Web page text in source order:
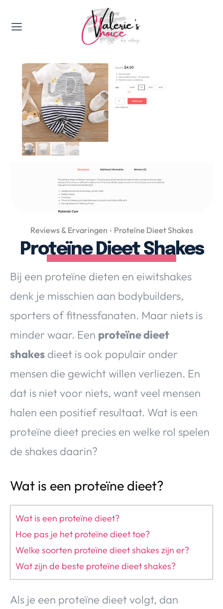
Valerie's Topics
Travel & Culture
Food & Drinks
Happyness & Opmerkelijk
Lifestyle, Sport & Duurzaamheid
Gadgets & Tech
Top 5 van Valerie
Huis & Tuin
Nieuws & Media
Over Valerie
Over Valerie
De Top 5
Contact
VALERIE'S CHOICE
Food & Drinks Health & Beauty Gadgets
Huis & Tuin
Travel
Lifestyle
Reviews & Ervaringen Proteïne Dieet Shakes
Proteïne Dieet Shakes
Bij een proteïne dieten en eiwitshakes
denk je misschien aan bodybuilders,
sporters of fitnessfanaten. Maar niets is
minder waar. Een proteïne dieet
shakes dieet is ook populair onder
mensen die gewicht willen verliezen. En
dat is niet voor niets, want veel mensen
halen een positief resultaat. Wat is een
proteïne dieet precies en welke rol spelen
de shakes daarin?
Wat is een proteïne dieet?
Wat is een proteïne dieet?
Hoe pas je het proteïne dieet toe?
Welke soorten proteïne dieet shakes zijn er?
Wat zijn de beste proteïne dieet shakes?
Als je een proteïne dieet volgt, dan